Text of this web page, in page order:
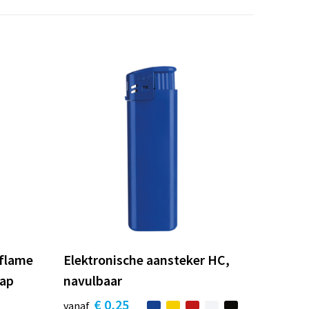
Elektronische aansteker HC,
navulbaar
vanaf € 0,25